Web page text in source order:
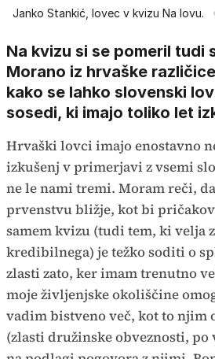
Janko Stankić, lovec v kvizu Na lovu.
Na kvizu si se pomeril tudi
Morano iz hrvaške
kako se lahko slovenski
sosedi, ki imajo toliko let
Hrvaški lovci imajo enostavno
izkušenj v primerjavi z vsemi
ne le nami tremi. Moram reči,
prvenstvu bližje, kot bi
samem kvizu (tudi tem, ki velja
kredibilnega) je težko soditi o
zlasti zato, ker imam trenutno
moje življenjske okoliščine
vadim bistveno več, kot to njim
(zlasti družinske obveznosti, po